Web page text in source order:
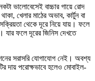
ভালোবেসেই বাচ্চার গায়ে রোদ
খেলার মাঠের অভাব, কার্টুন বা
থেকে দূরে নিয়ে যায়। ফলে
যার ফলে দূরের জিনিস দেখতে
সরাসরি যোগাযোগ নেই। অবশ্য
দায় পরোক্ষভাবে হলেও মোবাইল-